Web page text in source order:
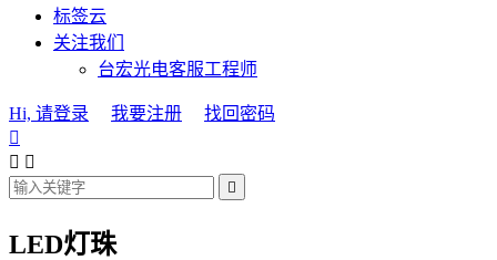
标签云
关注我们
台宏光电客服工程师
Hi, 请登录 我要注册
找回密码

 

LED灯珠